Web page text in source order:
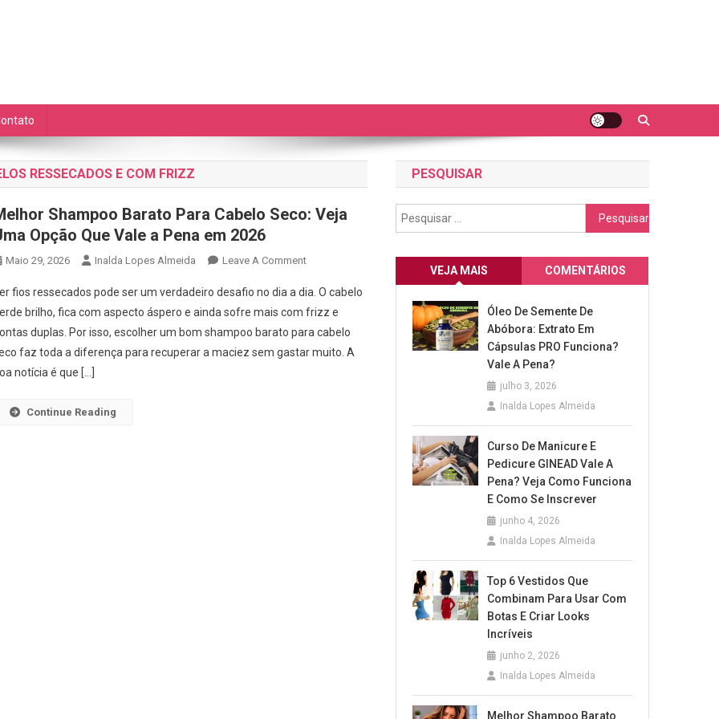
RESSECADOS E COM FRIZZ
Shampoo Barato Para Cabelo Seco: Veja
Opção Que Vale a Pena em 2026
Maio 29, 2026 Inalda Lopes Almeida Leave A CommentOn
Shampoo
Barato
Para
Cabelo
fios ressecados pode ser um verdadeiro desafio no dia a dia. O cabelo
brilho, fica com aspecto áspero e ainda sofre mais com frizz e
duplas. Por isso, escolher um bom shampoo barato para cabelo
faz toda a diferença para recuperar a maciez sem gastar muito. A
notícia é que […]
Continue Reading
PESQUISAR
Pesquisar
por:
VEJA MAIS COMENTÁRIOS
Óleo De Semente De
Abóbora: Extrato Em
Cápsulas PRO Funciona?
Vale A Pena?
julho 3, 2026
Inalda Lopes Almeida
Curso De Manicure E
Pedicure GINEAD Vale A
Pena? Veja Como Funciona
E Como Se Inscrever
junho 4, 2026
Inalda Lopes Almeida
Top 6 Vestidos Que
Combinam Para Usar Com
Botas E Criar Looks
Incríveis
junho 2, 2026
Inalda Lopes Almeida
Melhor Shampoo Barato